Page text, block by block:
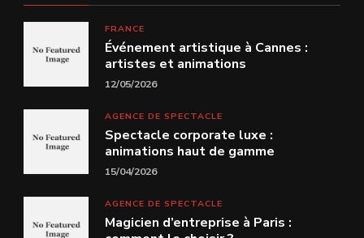
FRANCE
Événement artistique à Cannes :
artistes et animations
12/05/2026
AGENCE DE SPECTACLE
Spectacle corporate luxe :
animations haut de gamme
15/04/2026
AGENCE DE SPECTACLE
Magicien d’entreprise à Paris :